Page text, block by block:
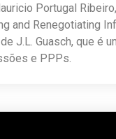
Portugal
and Renegotiating
J.L. Guasch, que é
e PPPs.